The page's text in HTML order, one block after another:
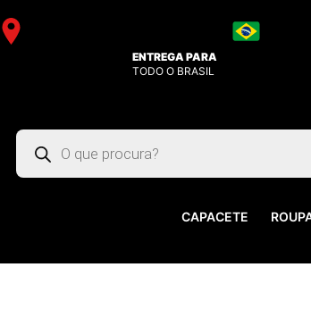
ENTREGA PARA
TODO O BRASIL
Pesquisar
produtos
CAPACETE